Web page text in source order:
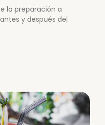
la preparación a
y después del